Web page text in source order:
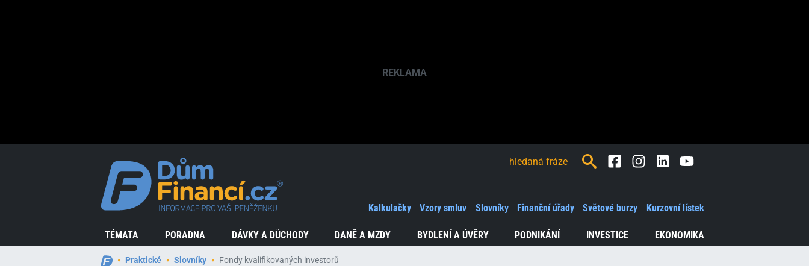
TÉMATA PORADNA DÁVKY A DŮCHODY DANĚ A MZDY BYDLENÍ A ÚVĚRY PODNIKÁNÍ INVESTICE EKONOMIKA
Kalkulačky Vzory smluv Slovníky Finanční úřady Světové burzy Kurzovní lístek
FacebookInstagramLinkedInYoutube
Praktické Slovníky Fondy kvalifikovaných investorů